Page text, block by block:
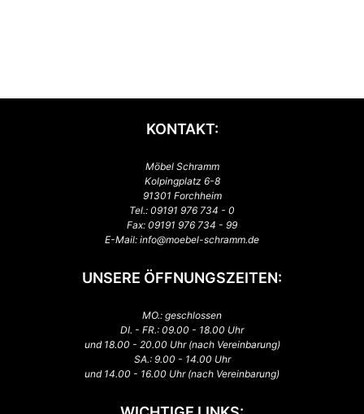
KONTAKT:
Möbel Schramm
Kolpingplatz 6-8
91301 Forchheim
Tel.: 09191 976 734 - 0
Fax: 09191 976 734 - 99
E-Mail: info@moebel-schramm.de
UNSERE ÖFFNUNGSZEITEN:
MO.: geschlossen
DI. - FR.: 09.00 - 18.00 Uhr
und 18.00 - 20.00 Uhr (nach Vereinbarung)
SA.: 9.00 - 14.00 Uhr
und 14.00 - 16.00 Uhr (nach Vereinbarung)